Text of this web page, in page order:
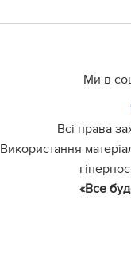
Ми в
Всі права
Використання
«Все